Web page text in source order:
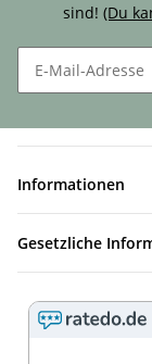
sind! (Du
Informationen
Gesetzliche